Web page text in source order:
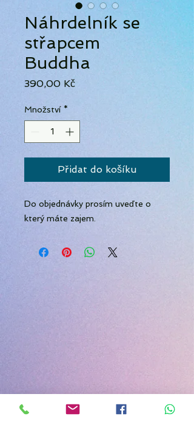
Náhrdelník se
střapcem
Buddha
390,00 KčCena
Množství *
Přidat do košíku
Do objednávky prosím uveďte o
který máte zajem.